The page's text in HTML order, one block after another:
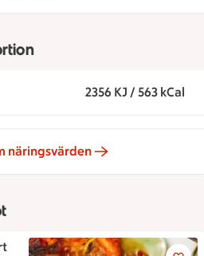
2356 KJ / 563 kCal
näringsvärden
Ajvarkyckling med yoghurt